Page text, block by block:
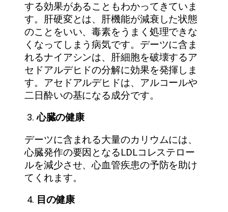
する効果があることもわかってきていま
す。肝硬変とは、肝機能が減衰した状態
のことをいい、毒素をうまく処理できな
くなってしまう病気です。デーツに含ま
れるナイアシンは、肝細胞を破壊するア
セドアルデヒドの分解に効果を発揮しま
す。アセドアルデヒドは、アルコールや
二日酔いの基になる成分です。
3.心臓の健康
デーツに含まれる大量のカリウムには、
心臓発作の要因となるLDLコレステロー
ルを減少させ、心血管疾患の予防を助け
てくれます。
4. 目の健康